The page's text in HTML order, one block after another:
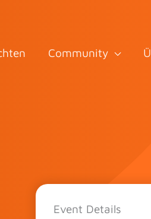
Community
Event Details